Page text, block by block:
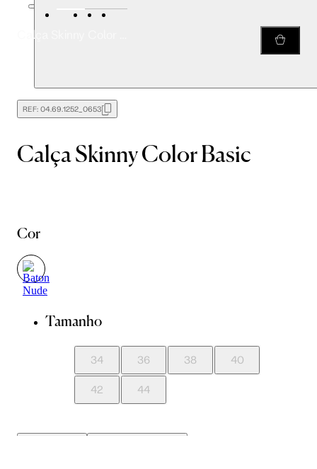
REF: 04.69.1252_0653
Calça Skinny Color Basic
Cor
Tamanho
34 36 38 40
42 44